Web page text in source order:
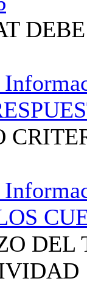
DEL